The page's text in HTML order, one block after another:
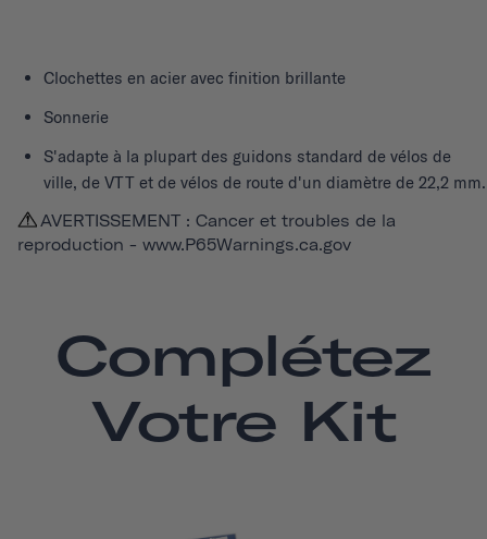
Clochettes en acier avec finition brillante
Sonnerie
S'adapte à la plupart des guidons standard de vélos de
ville, de VTT et de vélos de route d'un diamètre de 22,2 mm.
AVERTISSEMENT : Cancer et troubles de la
reproduction - www.P65Warnings.ca.gov
Complétez
Votre Kit